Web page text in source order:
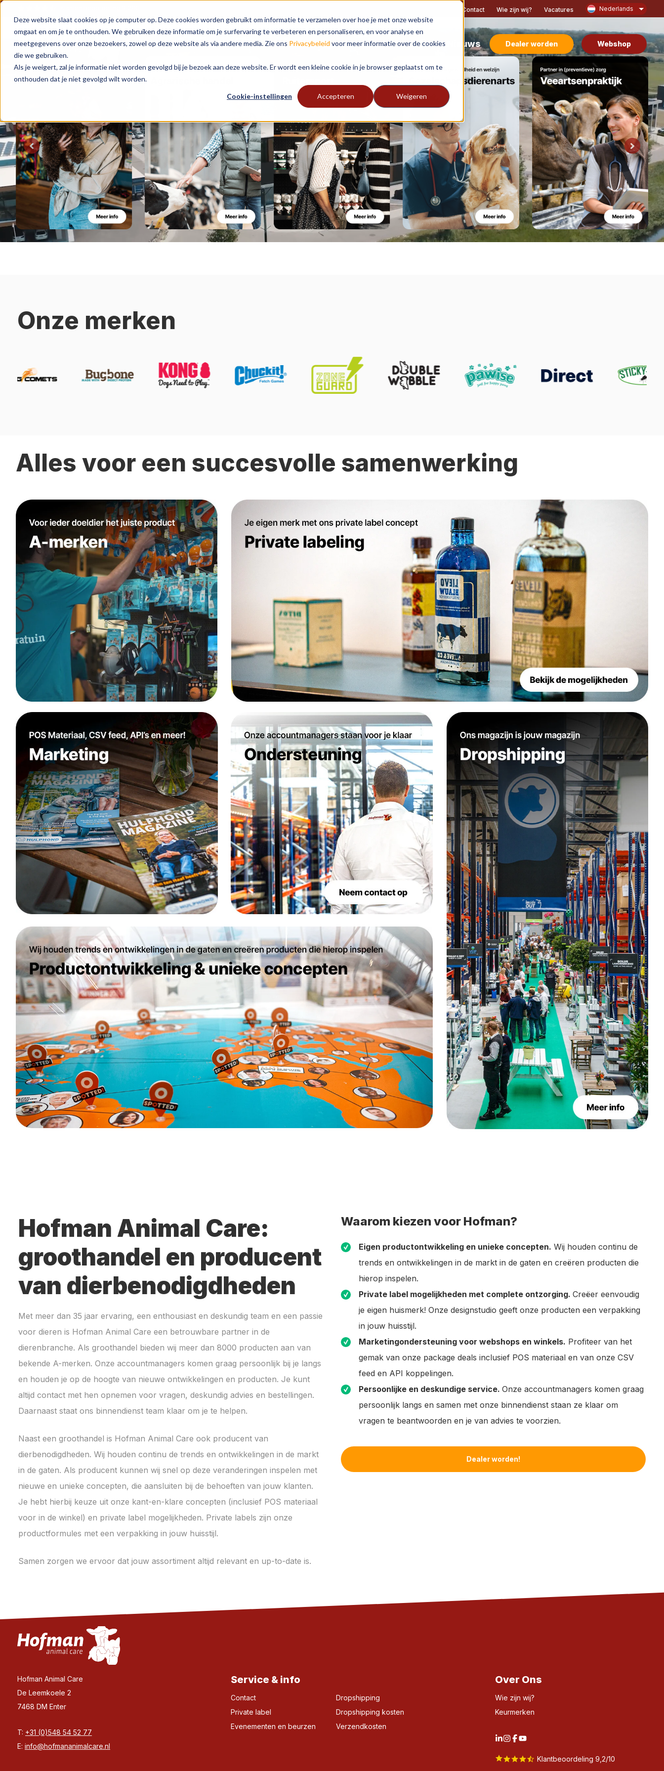
Deze website slaat cookies op je computer op. Deze cookies worden gebruikt om informatie te verzamelen over hoe je met onze website
omgaat en om je te onthouden. We gebruiken deze informatie om je surfervaring te verbeteren en personaliseren, en voor analyse en
meetgegevens over onze bezoekers, zowel op deze website als via andere media. Zie ons Privacybeleid voor meer informatie over de cookies
die we gebruiken.
Als je weigert, zal je informatie niet worden gevolgd bij je bezoek aan deze website. Er wordt een kleine cookie in je browser geplaatst om te
onthouden dat je niet gevolgd wilt worden.
Cookie-instellingen Accepteren Weigeren
Contact Wie zijn wij? Vacatures Nederlands
Nieuws Dealer worden Webshop
Onze merken
Alles voor een succesvolle samenwerking
Hofman Animal Care:
groothandel en producent
van dierbenodigdheden
Met meer dan 35 jaar ervaring, een enthousiast en deskundig team en een passie
voor dieren is Hofman Animal Care een betrouwbare partner in de
dierenbranche. Als groothandel bieden wij meer dan 8000 producten aan van
bekende A-merken. Onze accountmanagers komen graag persoonlijk bij je langs
en houden je op de hoogte van nieuwe ontwikkelingen en producten. Je kunt
altijd contact met hen opnemen voor vragen, deskundig advies en bestellingen.
Daarnaast staat ons binnendienst team klaar om je te helpen.
Naast een groothandel is Hofman Animal Care ook producent van
dierbenodigdheden. Wij houden continu de trends en ontwikkelingen in de markt
in de gaten. Als producent kunnen wij snel op deze veranderingen inspelen met
nieuwe en unieke concepten, die aansluiten bij de behoeften van jouw klanten.
Je hebt hierbij keuze uit onze kant-en-klare concepten (inclusief POS materiaal
voor in de winkel) en private label mogelijkheden. Private labels zijn onze
productformules met een verpakking in jouw huisstijl.
Samen zorgen we ervoor dat jouw assortiment altijd relevant en up-to-date is.
Waarom kiezen voor Hofman?
Eigen productontwikkeling en unieke concepten. Wij houden continu de
trends en ontwikkelingen in de markt in de gaten en creëren producten die
hierop inspelen.
Private label mogelijkheden met complete ontzorging. Creëer eenvoudig
je eigen huismerk! Onze designstudio geeft onze producten een verpakking
in jouw huisstijl.
Marketingondersteuning voor webshops en winkels. Profiteer van het
gemak van onze package deals inclusief POS materiaal en van onze CSV
feed en API koppelingen.
Persoonlijke en deskundige service. Onze accountmanagers komen graag
persoonlijk langs en samen met onze binnendienst staan ze klaar om
vragen te beantwoorden en je van advies te voorzien.
Dealer worden!
Hofman Animal Care
De Leemkoele 2
7468 DM Enter
T: +31 (0)548 54 52 77
E: info@hofmananimalcare.nl
Service & info
Contact
Private label
Evenementen en beurzen
Dropshipping
Dropshipping kosten
Verzendkosten
Over Ons
Wie zijn wij?
Keurmerken
Klantbeoordeling 9,2/10